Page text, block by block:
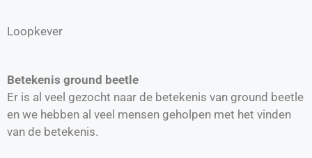
Loopkever
Betekenis ground beetle
Er is al veel gezocht naar de betekenis van ground beetle
en we hebben al veel mensen geholpen met het vinden
van de betekenis.